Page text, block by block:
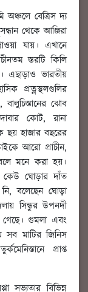
বেত্রিস দ্য
থেকে আঞ্জিরা
যায়। এখানে
স্তরটি কিলি
এছাড়াও ভারতীয়
প্রত্নস্থলগুলির
ঝোব
কোট, রানা
ছয় হাজার বছরের
আরো প্রাচীন,
মনে করা হয়।
কেউ ঘোড়ার দাঁত
বলেছেন ঘোড়া
সিন্ধুর উপনদী
গেছে। গুমলা এবং
সব মাটির জিনিস
প্রাপ্ত
বিভিন্ন